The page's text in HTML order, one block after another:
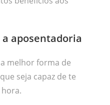
aposentadoria
melhor forma de
seja capaz de te